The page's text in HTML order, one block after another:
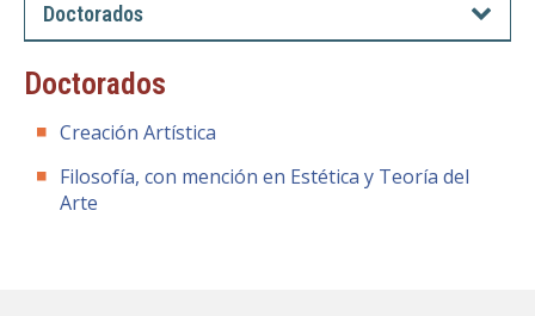
CARRERAS
CREACIÓNE INVESTIGACIÓN
Doctorados
Doctorados
Creación Artística
Filosofía, con mención en Estética y Teoría del
Arte